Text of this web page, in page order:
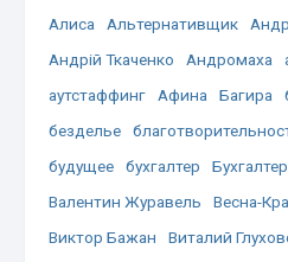
Алиса
Альтернативщик
Андрій Ткаченко
Андромаха
аутстаффинг
Афина Багира
безделье
будущее
бухгалтер
Валентин Журавель
Весна-
Виктор Бажан
Виталий